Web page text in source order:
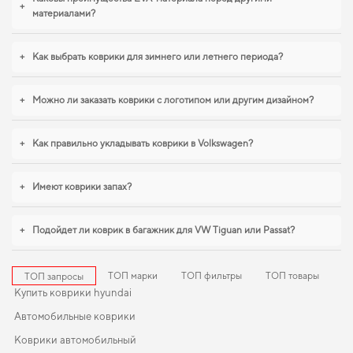
подчеркнет статус вашего автомобиля, добавив стиль и элегантность. Для
аккуратный внешний вид,автомобильные коврики для hyundai trajet
действительно достойные товары.
+
материалами?
+ Как выбрать коврики для зимнего или летнего периода?
+ Можно ли заказать коврики с логотипом или другим дизайном?
+ Как правильно укладывать коврики в Volkswagen?
+ Имеют коврики запах?
+ Подойдет ли коврик в багажник для VW Tiguan или Passat?
ТОП запросы ТОП марки ТОП фильтры ТОП товары
Купить коврики hyundai
Автомобильные коврики
Коврики автомобильный